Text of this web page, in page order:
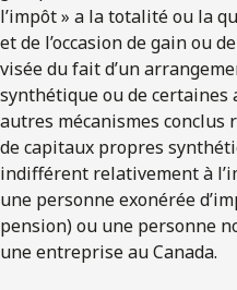
l’impôt » a la totalité ou la
et de l’occasion de gain ou
visée du fait d’un
synthétique ou de certaines
autres mécanismes conclus
de capitaux propres
indifférent relativement à
une personne exonérée
pension) ou une personne
une entreprise au Canada.